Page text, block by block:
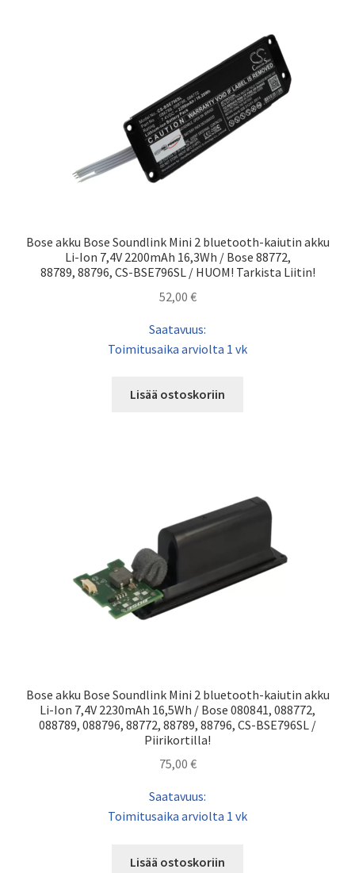
Bose akku Bose Soundlink Mini 2 bluetooth-kaiutin akku
Li-Ion 7,4V 2200mAh 16,3Wh / Bose 88772,
88789, 88796, CS-BSE796SL / HUOM! Tarkista Liitin!
52,00 €
Saatavuus:
Toimitusaika arviolta 1 vk
Lisää ostoskoriin
Bose akku Bose Soundlink Mini 2 bluetooth-kaiutin akku
Li-Ion 7,4V 2230mAh 16,5Wh / Bose 080841, 088772,
088789, 088796, 88772, 88789, 88796, CS-BSE796SL /
Piirikortilla!
75,00 €
Saatavuus:
Toimitusaika arviolta 1 vk
Lisää ostoskoriin